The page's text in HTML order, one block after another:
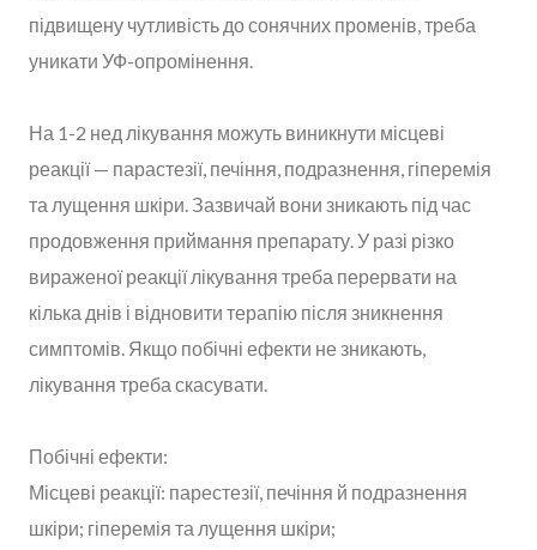
підвищену чутливість до сонячних променів, треба
уникати УФ-опромінення.
На 1-2 нед лікування можуть виникнути місцеві
реакції — парастезії, печіння, подразнення, гіперемія
та лущення шкіри. Зазвичай вони зникають під час
продовження приймання препарату. У разі різко
вираженої реакції лікування треба перервати на
кілька днів і відновити терапію після зникнення
симптомів. Якщо побічні ефекти не зникають,
лікування треба скасувати.
Побічні ефекти:
Місцеві реакції: парестезії, печіння й подразнення
шкіри; гіперемія та лущення шкіри;